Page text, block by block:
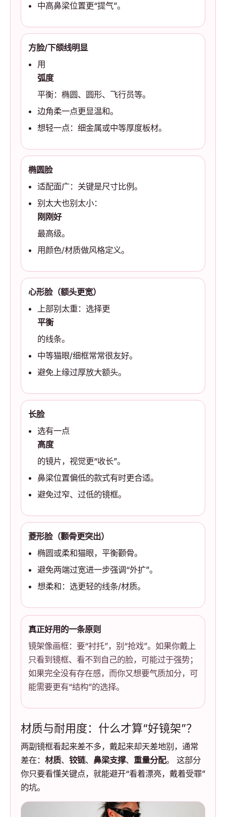
中高鼻梁位置更“提气”。
方脸/下颌线明显
用
弧度
平衡：椭圆、圆形、飞行员等。
边角柔一点更显温和。
想轻一点：细金属或中等厚度板材。
椭圆脸
适配面广：关键是尺寸比例。
别太大也别太小：
刚刚好
最高级。
用颜色/材质做风格定义。
心形脸（额头更宽）
上部别太重：选择更
平衡
的线条。
中等猫眼/细框常常很友好。
避免上缘过厚放大额头。
长脸
选有一点
高度
的镜片，视觉更“收长”。
鼻梁位置偏低的款式有时更合适。
避免过窄、过低的镜框。
菱形脸（颧骨更突出）
椭圆或柔和猫眼，平衡颧骨。
避免两端过宽进一步强调“外扩”。
想柔和：选更轻的线条/材质。
真正好用的一条原则
镜架像画框：要“衬托”，别“抢戏”。如果你戴上
只看到镜框、看不到自己的脸，可能过于强势；
如果完全没有存在感，而你又想要气质加分，可
能需要更有“结构”的选择。
材质与耐用度：什么才算“好镜架”？
两副镜框看起来差不多，戴起来却天差地别，通常
差在： 材质、 铰链、 鼻梁支撑、 重量分配。 这部分
你只要看懂关键点，就能避开“看着漂亮，戴着受罪”
的坑。